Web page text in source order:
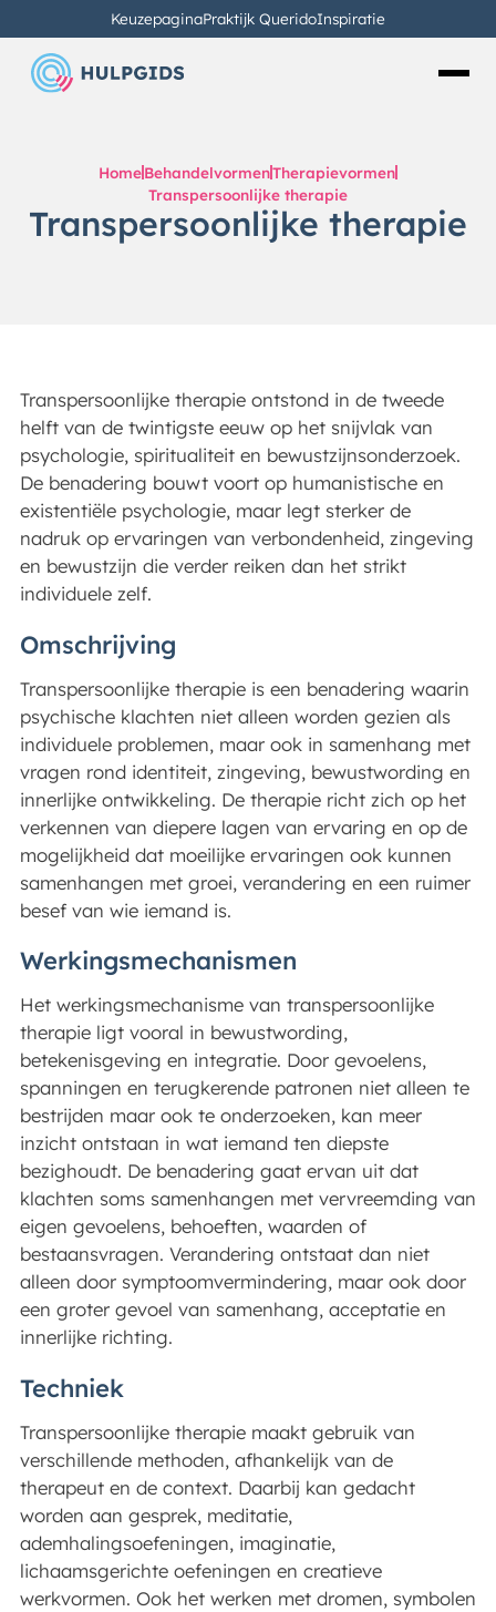
KeuzepaginaPraktijk QueridoInspiratie
HomeBehandelvormenTherapievormen
Transpersoonlijke therapie
Transpersoonlijke therapie
Transpersoonlijke therapie ontstond in de tweede
helft van de twintigste eeuw op het snijvlak van
psychologie, spiritualiteit en bewustzijnsonderzoek.
De benadering bouwt voort op humanistische en
existentiële psychologie, maar legt sterker de
nadruk op ervaringen van verbondenheid, zingeving
en bewustzijn die verder reiken dan het strikt
individuele zelf.
Omschrijving
Transpersoonlijke therapie is een benadering waarin
psychische klachten niet alleen worden gezien als
individuele problemen, maar ook in samenhang met
vragen rond identiteit, zingeving, bewustwording en
innerlijke ontwikkeling. De therapie richt zich op het
verkennen van diepere lagen van ervaring en op de
mogelijkheid dat moeilijke ervaringen ook kunnen
samenhangen met groei, verandering en een ruimer
besef van wie iemand is.
Werkingsmechanismen
Het werkingsmechanisme van transpersoonlijke
therapie ligt vooral in bewustwording,
betekenisgeving en integratie. Door gevoelens,
spanningen en terugkerende patronen niet alleen te
bestrijden maar ook te onderzoeken, kan meer
inzicht ontstaan in wat iemand ten diepste
bezighoudt. De benadering gaat ervan uit dat
klachten soms samenhangen met vervreemding van
eigen gevoelens, behoeften, waarden of
bestaansvragen. Verandering ontstaat dan niet
alleen door symptoomvermindering, maar ook door
een groter gevoel van samenhang, acceptatie en
innerlijke richting.
Techniek
Transpersoonlijke therapie maakt gebruik van
verschillende methoden, afhankelijk van de
therapeut en de context. Daarbij kan gedacht
worden aan gesprek, meditatie,
ademhalingsoefeningen, imaginatie,
lichaamsgerichte oefeningen en creatieve
werkvormen. Ook het werken met dromen, symbolen